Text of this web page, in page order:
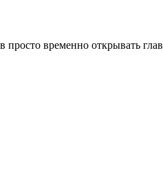
временно открывать